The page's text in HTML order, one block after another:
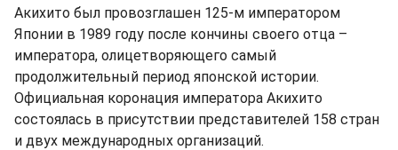
Акихито был провозглашен 125-м императором
Японии в 1989 году после кончины своего отца –
императора, олицетворяющего самый
продолжительный период японской истории.
Официальная коронация императора Акихито
состоялась в присутствии представителей 158 стран
и двух международных организаций.